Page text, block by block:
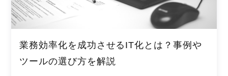
業務効率化を成功させるIT化とは？事例や
ツールの選び方を解説